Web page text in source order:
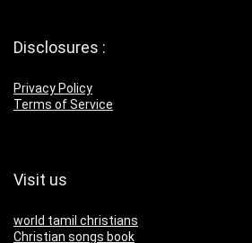
Disclosures :
Privacy Policy
Terms of Service
Visit us
world tamil christians
Christian songs book